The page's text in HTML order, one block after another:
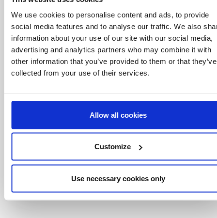
We use cookies to personalise content and ads, to provide
social media features and to analyse our traffic. We also
information about your use of our site with our social media,
advertising and analytics partners who may combine it with
other information that you’ve provided to them or that they’ve
collected from your use of their services.
Allow all cookies
Customize
Use necessary cookies only
saber
Ofertas especiais, eventos e notícias do
mundo do licenciamento, tudo com um clique
de um botão.